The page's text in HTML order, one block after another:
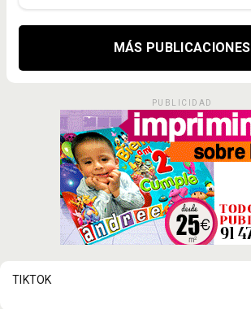
MÁS PUBLICACIONES
PUBLICIDAD
TIKTOK